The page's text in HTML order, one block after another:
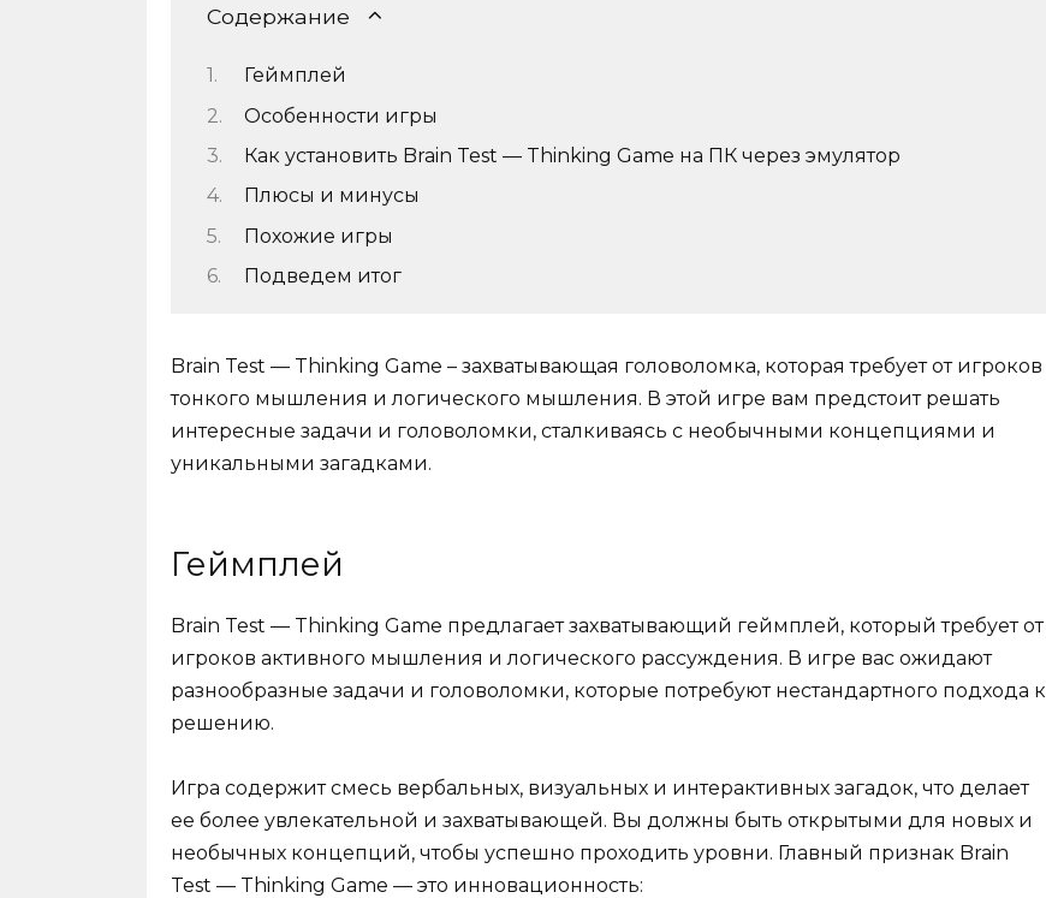
Содержание
Геймплей
Особенности игры
Как установить Brain Test — Thinking Game на ПК через эмулятор
Плюсы и минусы
Похожие игры
Подведем итог
Brain Test — Thinking Game – захватывающая головоломка, которая требует от игроков
тонкого мышления и логического мышления. В этой игре вам предстоит решать
интересные задачи и головоломки, сталкиваясь с необычными концепциями и
уникальными загадками.
Геймплей
Brain Test — Thinking Game предлагает захватывающий геймплей, который требует от
игроков активного мышления и логического рассуждения. В игре вас ожидают
разнообразные задачи и головоломки, которые потребуют нестандартного подхода к
решению.
Игра содержит смесь вербальных, визуальных и интерактивных загадок, что делает
ее более увлекательной и захватывающей. Вы должны быть открытыми для новых и
необычных концепций, чтобы успешно проходить уровни. Главный признак Brain
Test — Thinking Game — это инновационность: